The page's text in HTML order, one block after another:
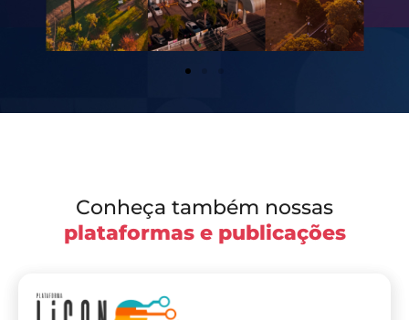
Conheça também nossas
plataformas e publicações